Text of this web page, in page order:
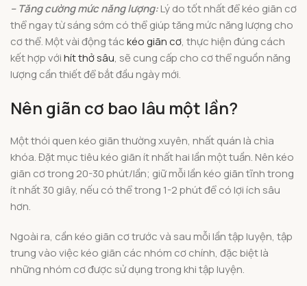
– Tăng cường mức năng lượng:Lý do tốt nhất để kéo giãn cơ
thể ngay từ sáng sớm có thể giúp tăng mức năng lượng cho
cơ thể. Một vài động táckéo giãn cơ, thực hiện đúng cách
kết hợp vớihít thở sâu, sẽ cung cấp cho cơ thể nguồn năng
lượng cần thiết để bắt đầu ngày mới.
Nên giãn cơ bao lâu một lần?
Một thói quen kéo giãn thường xuyên, nhất quán là chìa
khóa. Đặt mục tiêu kéo giãn ít nhất hai lần một tuần. Nên kéo
giãn cơ trong 20-30 phút/lần; giữ mỗi lần kéo giãn tĩnh trong
ít nhất 30 giây, nếu có thể trong 1-2 phút để có lợi ích sâu
hơn.
Ngoài ra, cần kéo giãn cơ trước và sau mỗi lần tập luyện, tập
trung vào việc kéo giãn các nhóm cơ chính, đặc biệt là
những nhóm cơ được sử dụng trong khi tập luyện.